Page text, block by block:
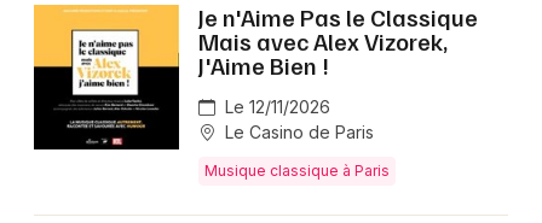
Je n'Aime Pas le Classique
Mais avec Alex Vizorek,
J'Aime Bien !
Le 12/11/2026
Le Casino de Paris
Musique classique à Paris